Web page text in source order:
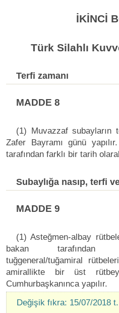
İKİNCİ
Türk Silahlı
Terfi zamanı
MADDE 8
(1) Muvazzaf subayların
Zafer Bayramı günü
tarafından farklı bir tarih
Subaylığa nasıp, terfi
MADDE 9
(1) Asteğmen-albay
bakan tarafından
tuğgeneral/tuğamiral
amirallikte bir üst
Cumhurbaşkanınca yapılır.
Değişik fıkra: 15/07/2018